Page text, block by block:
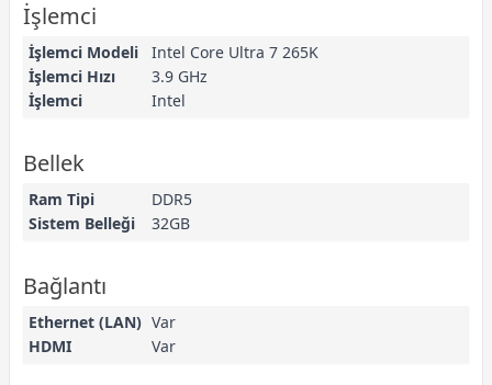
İşlemci
İşlemci Modeli
Intel Core Ultra 7 265K
İşlemci Hızı
3.9 GHz
İşlemci
Intel
Bellek
Ram Tipi
DDR5
Sistem Belleği
32GB
Bağlantı
Ethernet (LAN) Var
HDMI
Var